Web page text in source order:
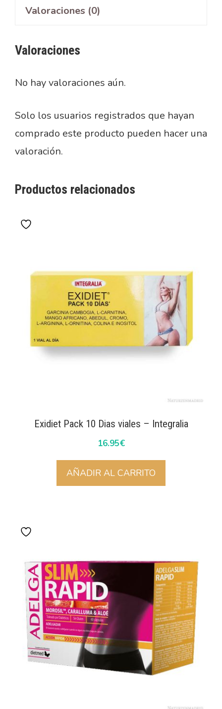
Valoraciones (0)
Valoraciones
No hay valoraciones aún.
Solo los usuarios registrados que hayan
comprado este producto pueden hacer una
valoración.
Productos relacionados
Exidiet Pack 10 Dias viales – Integralia
16.95€
AÑADIR AL CARRITO